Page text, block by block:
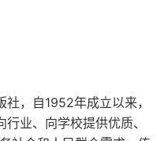
夹
，自1952年成立以来，
业、向学校提供优质、